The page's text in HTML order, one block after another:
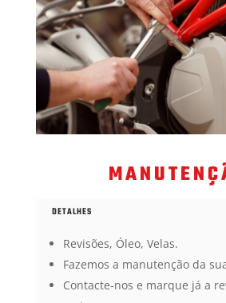
DETALHES
Revisões, Óleo, Velas.
Fazemos a manutenção da
Contacte-nos e marque já a